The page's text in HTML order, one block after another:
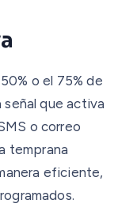
o el 75% de
señal que activa
o correo
temprana
eficiente,